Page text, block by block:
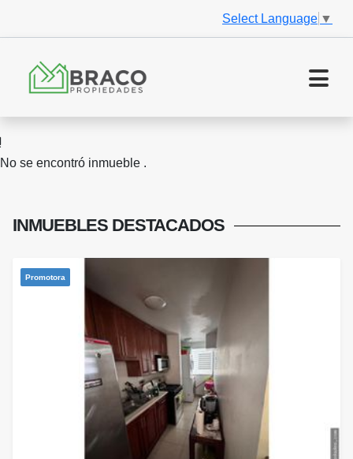
Select Language ▼
No se encontró inmueble .
INMUEBLES DESTACADOS
Promotora